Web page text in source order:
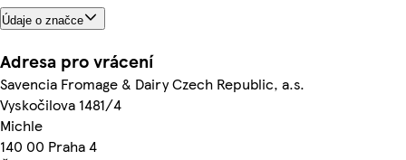
Údaje o značce
Adresa pro vrácení
Savencia Fromage & Dairy Czech Republic, a.s.
Vyskočilova 1481/4
Michle
140 00 Praha 4